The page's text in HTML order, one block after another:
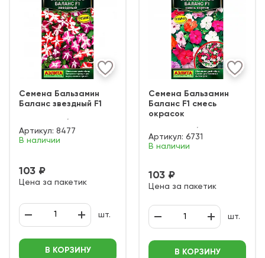
Семена Бальзамин
Баланс звездный F1
Артикул: 8477
В наличии
103 ₽
Цена за пакетик
шт.
В КОРЗИНУ
Семена Бальзамин
Баланс F1 смесь
окрасок
Артикул: 6731
В наличии
103 ₽
Цена за пакетик
шт.
В КОРЗИНУ